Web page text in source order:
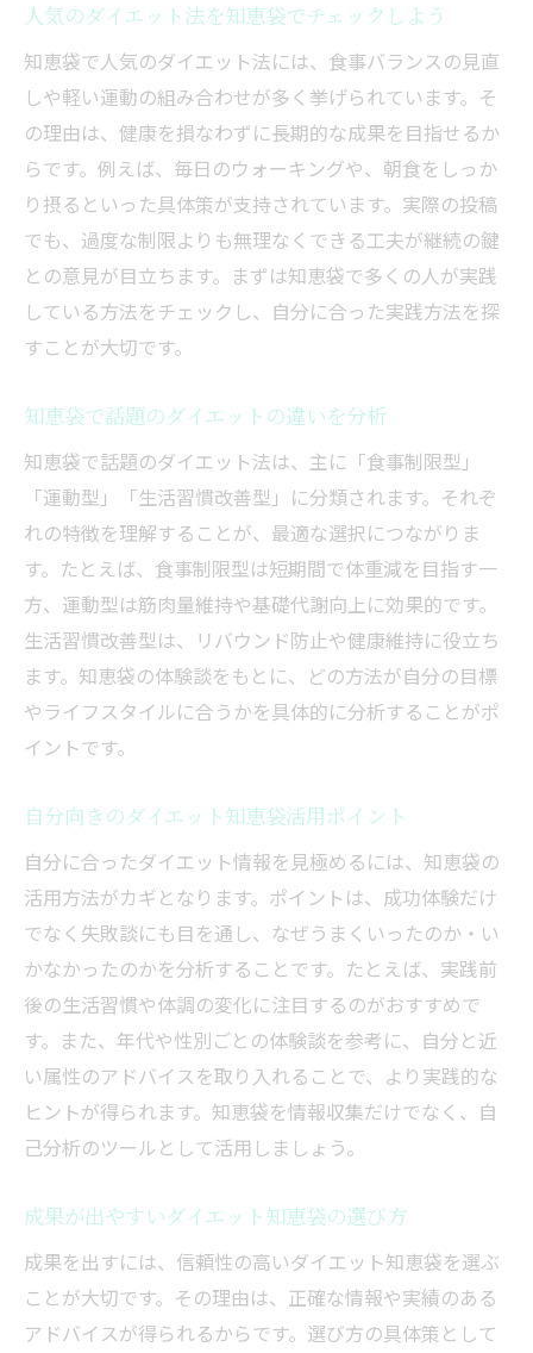
人気のダイエット法を知恵袋でチェックしよう
知恵袋で人気のダイエット法には、食事バランスの見直
しや軽い運動の組み合わせが多く挙げられています。そ
の理由は、健康を損なわずに長期的な成果を目指せるか
らです。例えば、毎日のウォーキングや、朝食をしっか
り摂るといった具体策が支持されています。実際の投稿
でも、過度な制限よりも無理なくできる工夫が継続の鍵
との意見が目立ちます。まずは知恵袋で多くの人が実践
している方法をチェックし、自分に合った実践方法を探
すことが大切です。
知恵袋で話題のダイエットの違いを分析
知恵袋で話題のダイエット法は、主に「食事制限型」
「運動型」「生活習慣改善型」に分類されます。それぞ
れの特徴を理解することが、最適な選択につながりま
す。たとえば、食事制限型は短期間で体重減を目指す一
方、運動型は筋肉量維持や基礎代謝向上に効果的です。
生活習慣改善型は、リバウンド防止や健康維持に役立ち
ます。知恵袋の体験談をもとに、どの方法が自分の目標
やライフスタイルに合うかを具体的に分析することがポ
イントです。
自分向きのダイエット知恵袋活用ポイント
自分に合ったダイエット情報を見極めるには、知恵袋の
活用方法がカギとなります。ポイントは、成功体験だけ
でなく失敗談にも目を通し、なぜうまくいったのか・い
かなかったのかを分析することです。たとえば、実践前
後の生活習慣や体調の変化に注目するのがおすすめで
す。また、年代や性別ごとの体験談を参考に、自分と近
い属性のアドバイスを取り入れることで、より実践的な
ヒントが得られます。知恵袋を情報収集だけでなく、自
己分析のツールとして活用しましょう。
成果が出やすいダイエット知恵袋の選び方
成果を出すには、信頼性の高いダイエット知恵袋を選ぶ
ことが大切です。その理由は、正確な情報や実績のある
アドバイスが得られるからです。選び方の具体策として